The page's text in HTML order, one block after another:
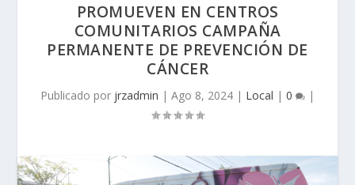
PROMUEVEN EN CENTROS
COMUNITARIOS CAMPAÑA
PERMANENTE DE PREVENCIÓN DE
CÁNCER
Publicado por jrzadmin | Ago 8, 2024 | Local | 0 |